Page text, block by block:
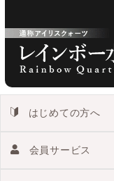
はじめての方へ
会員サービス